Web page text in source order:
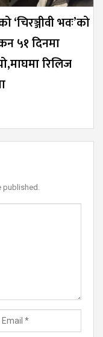
‘चिरञ्जीवी भवः’को
५१ दिनमा
रिलिज